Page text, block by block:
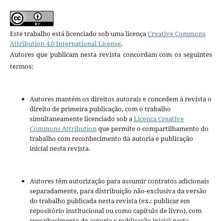
Este trabalho está licenciado sob uma licençaCreative Commons
Attribution 4.0 International License.
Autores que publicam nesta revista concordam com os seguintes
termos:
Autores mantém os direitos autorais e concedem à revista o
direito de primeira publicação, com o trabalho
simultaneamente licenciado sob aLicença Creative
Commons Attributionque permite o compartilhamento do
trabalho com reconhecimento da autoria e publicação
inicial nesta revista.
Autores têm autorização para assumir contratos adicionais
separadamente, para distribuição não-exclusiva da versão
do trabalho publicada nesta revista (ex.: publicar em
repositório institucional ou como capítulo de livro), com